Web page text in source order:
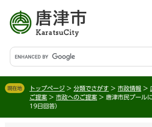
す
。
し
て
へ
G
o
g
l
現在地 トップページ > 分類でさがす > 市政情報 >
ご提案 > 市政へのご提案 > 唐津市民プール
19日回答）